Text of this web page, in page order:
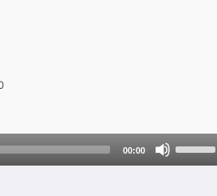
00:00